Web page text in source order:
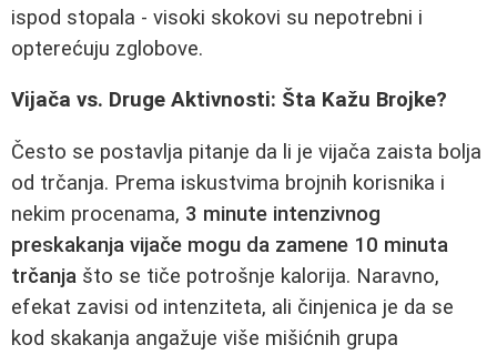
ispod stopala - visoki skokovi su nepotrebni i
opterećuju zglobove.
Vijača vs. Druge Aktivnosti: Šta Kažu Brojke?
Često se postavlja pitanje da li je vijača zaista bolja
od trčanja. Prema iskustvima brojnih korisnika i
nekim procenama, 3 minute intenzivnog
preskakanja vijače mogu da zamene 10 minuta
trčanja što se tiče potrošnje kalorija. Naravno,
efekat zavisi od intenziteta, ali činjenica je da se
kod skakanja angažuje više mišićnih grupa